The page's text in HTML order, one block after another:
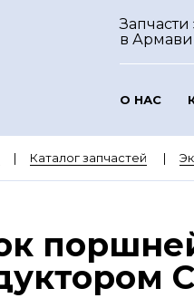
Запчасти
в
О НАС
Каталог запчастей